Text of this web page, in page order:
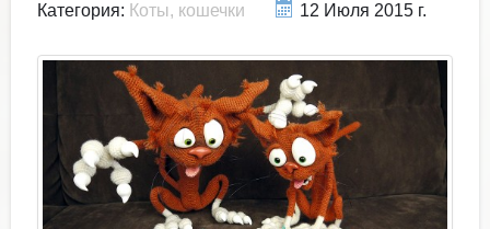
Категория: Коты, кошечки 12 Июля 2015 г.